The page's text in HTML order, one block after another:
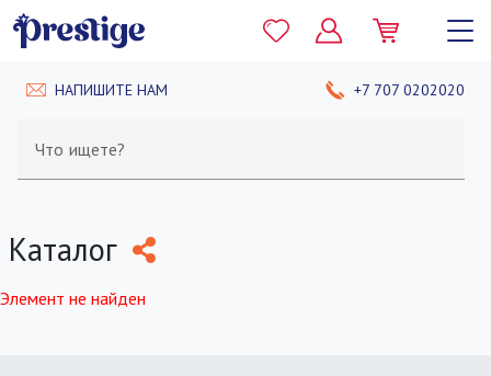
НАПИШИТЕ НАМ +7 707 0202020
Что ищете?
Каталог
Элемент не найден